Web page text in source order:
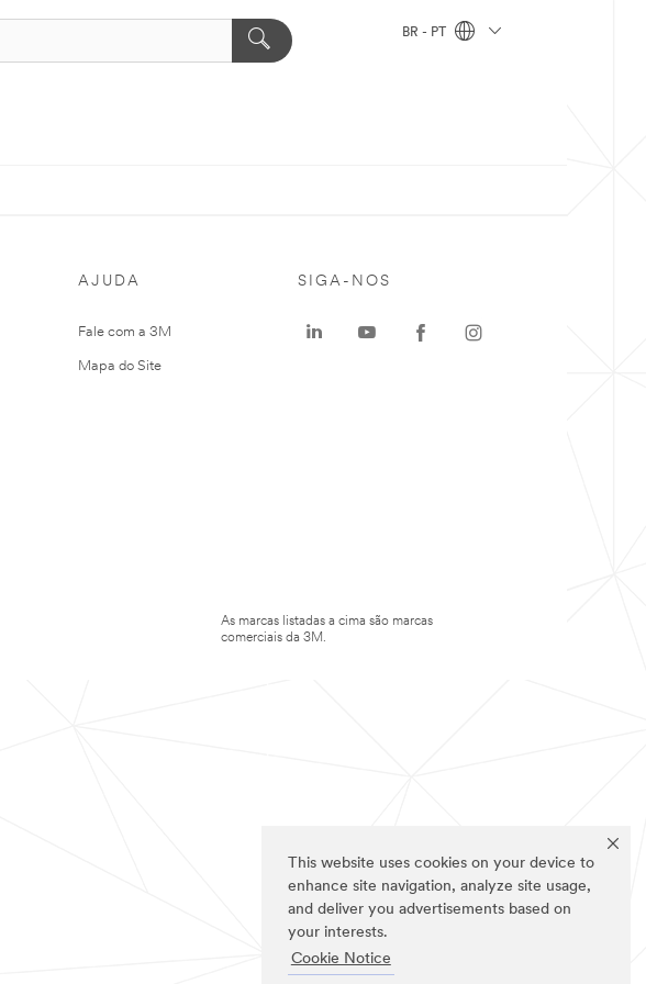
This website uses cookies on your device to
enhance site navigation, analyze site usage,
and deliver you advertisements based on
your interests.
Cookie Notice
BR - PT
AJUDA
Fale com a 3M
Mapa do Site
SIGA-NOS
As marcas listadas a cima são marcas
comerciais da 3M.